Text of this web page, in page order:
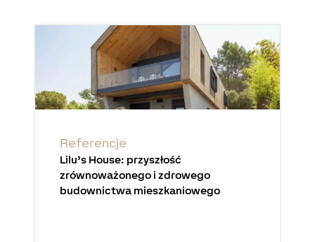
Referencje
Lilu’s House: przyszłość
zrównoważonego i zdrowego
budownictwa mieszkaniowego